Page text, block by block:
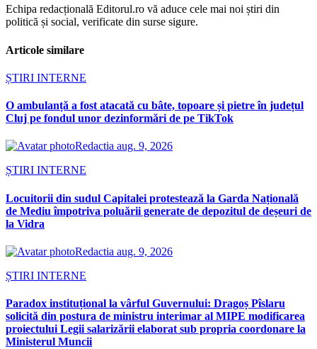
Echipa redacțională Editorul.ro vă aduce cele mai noi știri din
politică și social, verificate din surse sigure.
Articole similare
ȘTIRI INTERNE
O ambulanță a fost atacată cu bâte, topoare și pietre în județul
Cluj pe fondul unor dezinformări de pe TikTok
Redactia aug. 9, 2026
ȘTIRI INTERNE
Locuitorii din sudul Capitalei protestează la Garda Națională
de Mediu împotriva poluării generate de depozitul de deșeuri de
la Vidra
Redactia aug. 9, 2026
ȘTIRI INTERNE
Paradox instituțional la vârful Guvernului: Dragoș Pîslaru
solicită din postura de ministru interimar al MIPE modificarea
proiectului Legii salarizării elaborat sub propria coordonare la
Ministerul Muncii